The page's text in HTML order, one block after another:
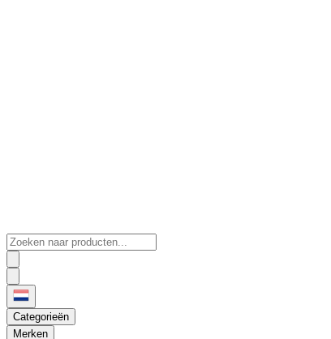
Categorieën
Merken